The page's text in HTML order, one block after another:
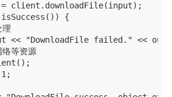
client.downloadFile(input);
{
<< "DownloadFile failed." <<
等资源